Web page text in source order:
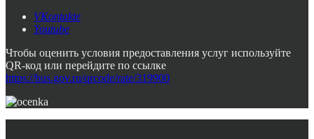
VKontakte
Youtube
Чтобы оценить условия предоставления услуг используйте
QR-код или перейдите по ссылке
https://bus.gov.ru/qrcode/rate/319900